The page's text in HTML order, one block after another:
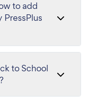
to add
to School